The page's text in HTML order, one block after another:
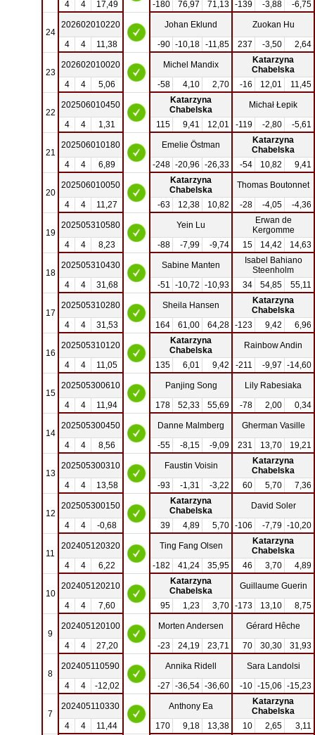
4 4 17,49 -180 76,97 71,13 -139 -3,88 -6,75
24
202602010220 Johan Eklund
Zuokan Hu
4
4 11,38 -90 -10,18 -11,85 237 -3,50 2,64
23
202602010020 Michel Mandix
Katarzyna
Chabelska
4
4 5,06 -58 4,10 2,70 -16 12,01 11,45
22
202506010450
Katarzyna
Chabelska
Michał Łepik
4
4 1,31 115 9,41 12,01 -119 -2,80 -5,61
21
202506010180 Emelie Östman
Katarzyna
Chabelska
4
4 6,89 -248 -20,96 -26,33 -54 10,82 9,41
20
202506010050
Katarzyna
Chabelska
Thomas Boutonnet
4
4 11,27 -63 12,38 10,82 -28 -4,05 -4,36
19
202505310580 Yein Lu
Erwan de
Kergomme
4
4 8,23 -88 -7,99 -9,74 15 14,42 14,63
18
202505310430 Sabine Manten
Isabel Bahiano
Steenholm
4
4 31,68 -51 -10,72 -10,93 34 54,85 55,11
17
202505310280 Sheila Hansen
Katarzyna
Chabelska
4
4 31,53 164 61,00 64,28 -123 9,42 6,96
16
202505310120
Katarzyna
Chabelska
Rainbow Andin
4
4 11,05 135 6,01 9,42 -211 -9,97 -14,60
15
202505300610 Panjing Song
Lily Rabesiaka
4
4 11,94 178 52,33 55,69 -78 2,00 0,34
14
202505300450 Danne Malmberg
Gherman Vasille
4
4 8,56 -55 -8,15 -9,09 231 13,70 19,21
13
202505300310 Faustin Voisin
Katarzyna
Chabelska
4
4 13,58 -93 -1,31 -3,22 60 5,70 7,36
12
202505300150
Katarzyna
Chabelska
David Soler
4
4 -0,68 39 4,89 5,70 -106 -7,79 -10,20
11
202405120320 Ting Fang Olsen
Katarzyna
Chabelska
4
4 6,22 -182 41,24 35,95 46 3,70 4,89
10
202405120210
Katarzyna
Chabelska
Guillaume Guerin
4
4 7,60 95 1,23 3,70 -173 13,10 8,75
9
202405120100 Morten Andersen
Gérard Hêche
4
4 27,20 -23 24,19 23,71 70 30,30 31,93
8
202405110590 Annika Ridell
Sara Landolsi
4
4 -12,02 -27 -36,54 -36,60 -10 -15,06 -15,23
7
202405110330 Anthony Ea
Katarzyna
Chabelska
4
4 11,44 170 9,18 13,38 10 2,65 3,11